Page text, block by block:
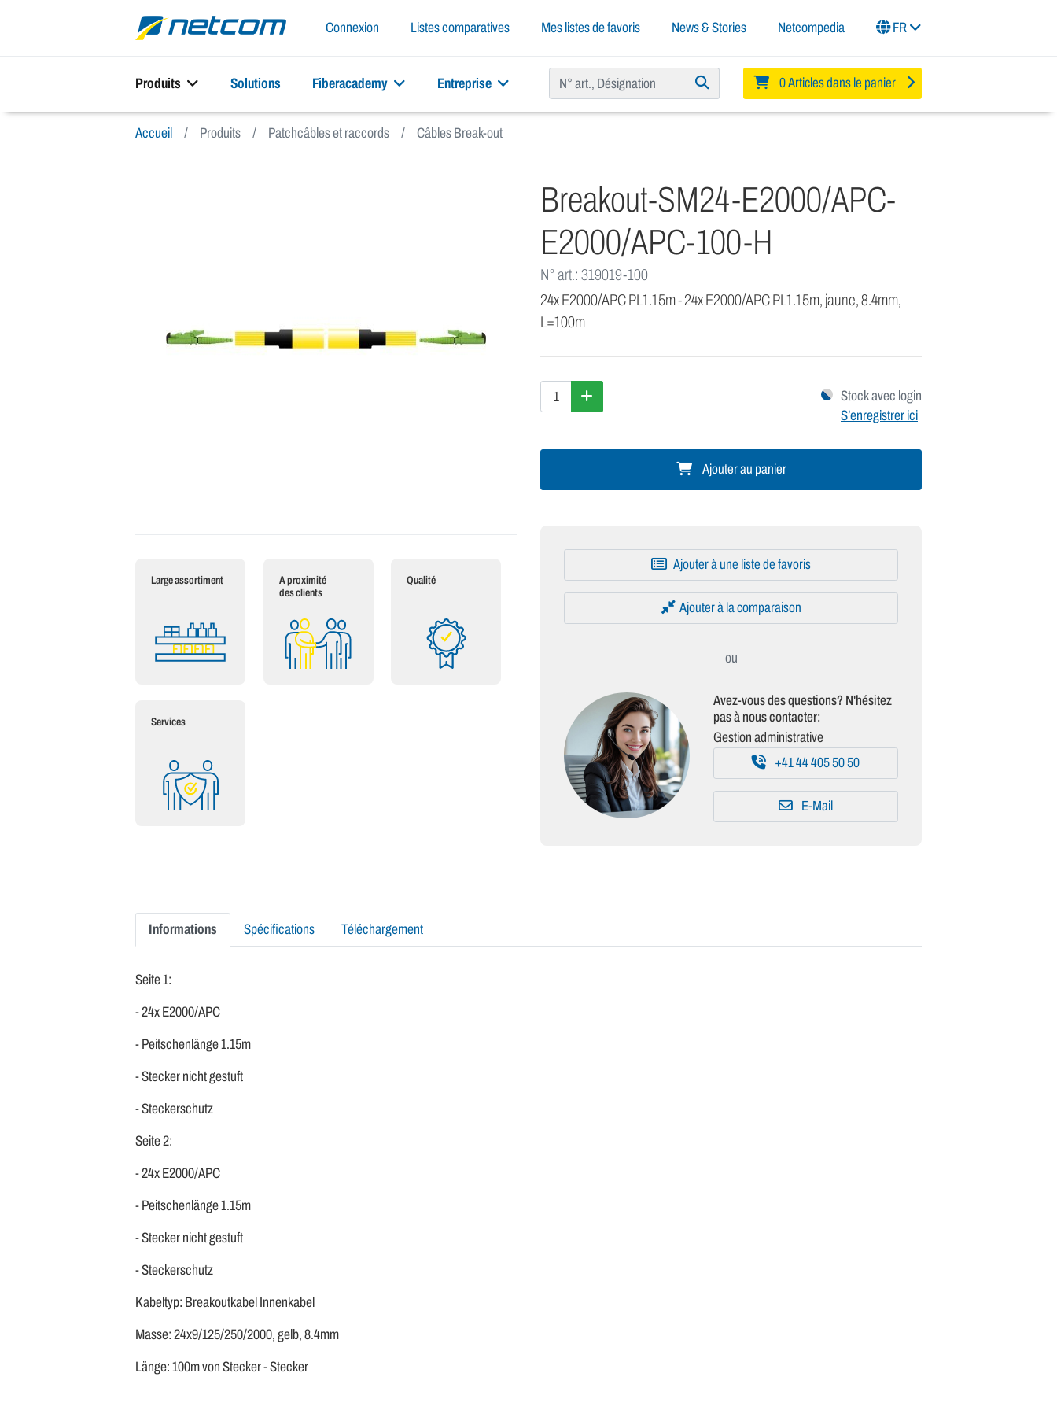
Connexion Listes comparatives Mes listes de favoris News & Stories Netcompedia FR
Produits Solutions Fiberacademy Entreprise 0 Articles dans le panier
Accueil Produits Patchcâbles et raccords Câbles Break-out
Large assortiment
A proximité
des clients
Qualité
Services
Breakout-SM24-E2000/APC-
E2000/APC-100-H
N° art.: 319019-100
24x E2000/APC PL1.15m - 24x E2000/APC PL1.15m, jaune, 8.4mm,
L=100m
Stock avec login
S’enregistrer ici
Ajouter au panier
Ajouter à une liste de favoris
Ajouter à la comparaison
Avez-vous des questions? N'hésitez
pas à nous contacter:
Gestion administrative
+41 44 405 50 50
E-Mail
Informations Spécifications Téléchargement
Seite 1:
- 24x E2000/APC
- Peitschenlänge 1.15m
- Stecker nicht gestuft
- Steckerschutz
Seite 2:
- 24x E2000/APC
- Peitschenlänge 1.15m
- Stecker nicht gestuft
- Steckerschutz
Kabeltyp: Breakoutkabel Innenkabel
Masse: 24x9/125/250/2000, gelb, 8.4mm
Länge: 100m von Stecker - Stecker